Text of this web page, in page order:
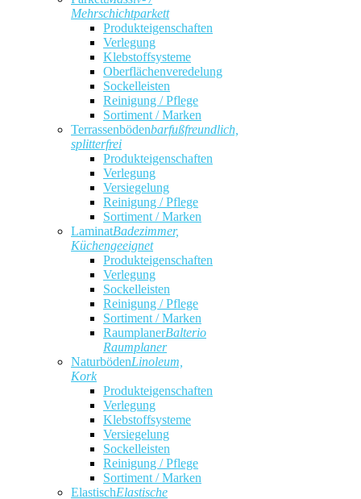
Mehrschichtparkett
Produkteigenschaften
Verlegung
Klebstoffsysteme
Oberflächenveredelung
Sockelleisten
Reinigung / Pflege
Sortiment / Marken
Terrassenbödenbarfußfreundlich,
splitterfrei
Produkteigenschaften
Verlegung
Versiegelung
Reinigung / Pflege
Sortiment / Marken
LaminatBadezimmer,
Küchengeeignet
Produkteigenschaften
Verlegung
Sockelleisten
Reinigung / Pflege
Sortiment / Marken
RaumplanerBalterio
Raumplaner
NaturbödenLinoleum,
Kork
Produkteigenschaften
Verlegung
Klebstoffsysteme
Versiegelung
Sockelleisten
Reinigung / Pflege
Sortiment / Marken
ElastischElastische